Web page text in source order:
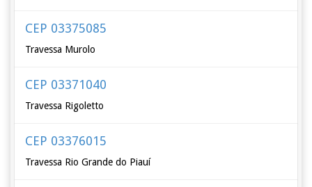
CEP 03375085
Travessa Murolo
CEP 03371040
Travessa Rigoletto
CEP 03376015
Travessa Rio Grande do Piauí